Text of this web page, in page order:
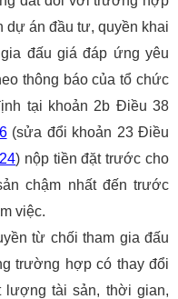
dự án đầu tư, quyền khai
đấu giá đáp ứng yêu
thông báo của tổ chức
tại khoản 2b Điều 38
(sửa đổi khoản 23 Điều
) nộp tiền đặt trước cho
chậm nhất đến trước
việc.
từ chối tham gia đấu
trường hợp có thay đổi
tài sản, thời gian,